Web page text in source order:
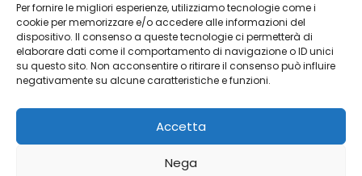
Per fornire le migliori esperienze, utilizziamo tecnologie come i
cookie per memorizzare e/o accedere alle informazioni del
dispositivo. Il consenso a queste tecnologie ci permetterà di
elaborare dati come il comportamento di navigazione o ID unici
su questo sito. Non acconsentire o ritirare il consenso può influire
negativamente su alcune caratteristiche e funzioni.
Accetta
Nega
CATEGORIE
LINK UTILI
AREA UTENTE
Copyright 2024 Orologi & Bijoux. Tutti i diritti riservati